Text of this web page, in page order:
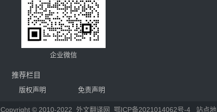
企业微信
推荐栏目
版权声明 免责声明
Copyright © 2010-2022 外文翻译网 鄂ICP备2021014062号-4 站点地